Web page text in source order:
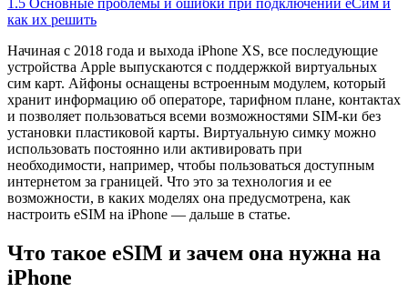
как их решить
Начиная с 2018 года и выхода iPhone XS, все последующие
устройства Apple выпускаются с поддержкой виртуальных
сим карт. Айфоны оснащены встроенным модулем, который
хранит информацию об операторе, тарифном плане, контактах
и позволяет пользоваться всеми возможностями SIM-ки без
установки пластиковой карты. Виртуальную симку можно
использовать постоянно или активировать при
необходимости, например, чтобы пользоваться доступным
интернетом за границей. Что это за технология и ее
возможности, в каких моделях она предусмотрена, как
настроить eSIM на iPhone — дальше в статье.
Что такое eSIM и зачем она нужна на
iPhone